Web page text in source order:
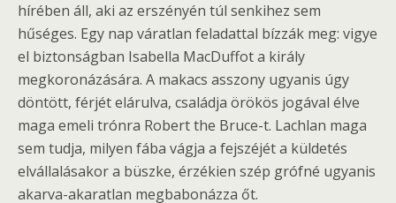
hírében áll, aki az erszényén túl senkihez sem
hűséges. Egy nap váratlan feladattal bízzák meg: vigye
el biztonságban Isabella MacDuffot a király
megkoronázására. A makacs asszony ugyanis úgy
döntött, férjét elárulva, családja örökös jogával élve
maga emeli trónra Robert the Bruce-t. Lachlan maga
sem tudja, milyen fába vágja a fejszéjét a küldetés
elvállalásakor a büszke, érzékien szép grófné ugyanis
akarva-akaratlan megbabonázza őt.